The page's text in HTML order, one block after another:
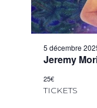
5 décembre
Jeremy
25€
TICKETS